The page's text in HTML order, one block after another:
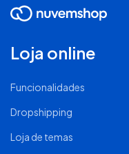
Loja online
Funcionalidades
Dropshipping
Loja de temas